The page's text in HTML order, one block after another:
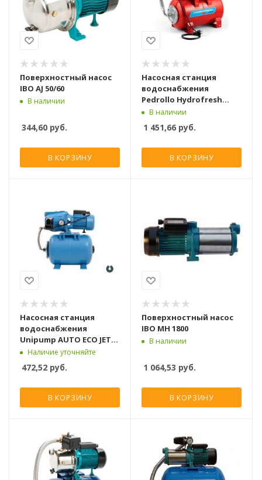
Поверхностный насос
IBO AJ 50/60
В наличии
344,60 руб.
В КОРЗИНУ
Насосная станция
водоснабжения
Pedrollo Hydrofresh
JSWm2CX-24CL [24 л]
В наличии
1 451,66 руб.
В КОРЗИНУ
Насосная станция
водоснабжения
Unipump AUTO ECO JET
80 LA
Наличие уточняйте
472,52 руб.
В КОРЗИНУ
Поверхностный насос
IBO MH 1800
В наличии
1 064,53 руб.
В КОРЗИНУ